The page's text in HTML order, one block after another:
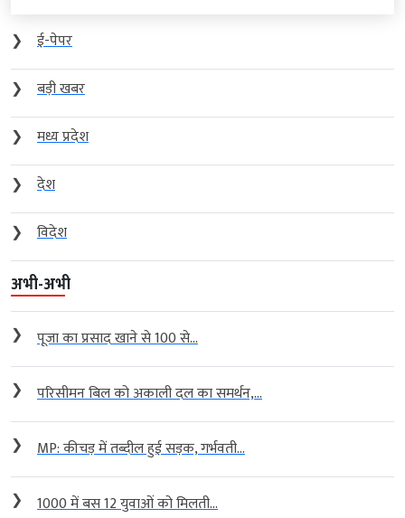
❯
ई-पेपर
❯
बड़ी खबर
❯
मध्य प्रदेश
❯
देश
❯
विदेश
अभी-अभी
❯ पूजा का प्रसाद खाने से 100 से...
❯ परिसीमन बिल को अकाली दल का समर्थन,...
❯ MP: कीचड़ में तब्दील हुई सड़क, गर्भवती...
❯ 1000 में बस 12 युवाओं को मिलती...